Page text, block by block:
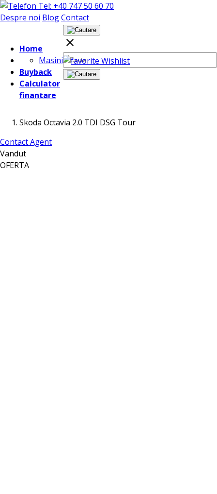
Tel: +40 747 50 60 70
Despre noi BlogContact
Home
Masini
Buyback
Calculator
finantare
Wishlist
Skoda Octavia 2.0 TDI DSG Tour
Contact Agent
Vandut
OFERTA